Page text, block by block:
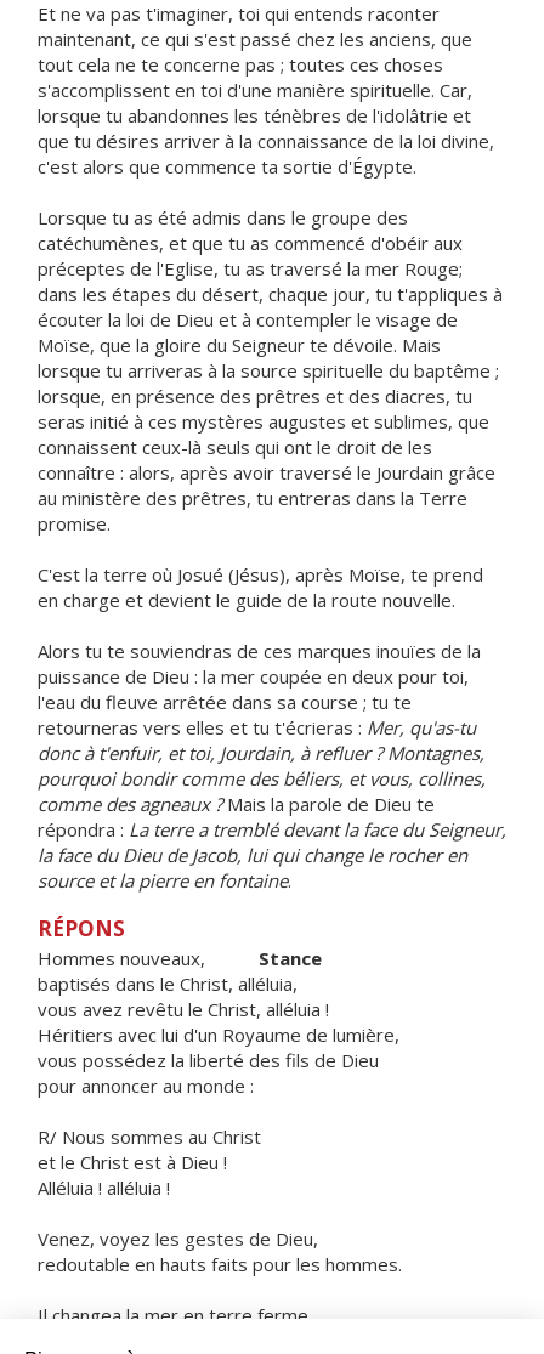
Et ne va pas t'imaginer, toi qui entends raconter
maintenant, ce qui s'est passé chez les anciens, que
tout cela ne te concerne pas ; toutes ces choses
s'accomplissent en toi d'une manière spirituelle. Car,
lorsque tu abandonnes les ténèbres de l'idolâtrie et
que tu désires arriver à la connaissance de la loi divine,
c'est alors que commence ta sortie d'Égypte.
Lorsque tu as été admis dans le groupe des
catéchumènes, et que tu as commencé d'obéir aux
préceptes de l'Eglise, tu as traversé la mer Rouge;
dans les étapes du désert, chaque jour, tu t'appliques à
écouter la loi de Dieu et à contempler le visage de
Moïse, que la gloire du Seigneur te dévoile. Mais
lorsque tu arriveras à la source spirituelle du baptême ;
lorsque, en présence des prêtres et des diacres, tu
seras initié à ces mystères augustes et sublimes, que
connaissent ceux-là seuls qui ont le droit de les
connaître : alors, après avoir traversé le Jourdain grâce
au ministère des prêtres, tu entreras dans la Terre
promise.
C'est la terre où Josué (Jésus), après Moïse, te prend
en charge et devient le guide de la route nouvelle.
Alors tu te souviendras de ces marques inouïes de la
puissance de Dieu : la mer coupée en deux pour toi,
l'eau du fleuve arrêtée dans sa course ; tu te
retourneras vers elles et tu t'écrieras : Mer, qu'as-tu
donc à t'enfuir, et toi, Jourdain, à refluer ? Montagnes,
pourquoi bondir comme des béliers, et vous, collines,
comme des agneaux ?Mais la parole de Dieu te
répondra : La terre a tremblé devant la face du Seigneur,
la face du Dieu de Jacob, lui qui change le rocher en
source et la pierre en fontaine.
RÉPONS
Hommes nouveaux, Stance
baptisés dans le Christ, alléluia,
vous avez revêtu le Christ, alléluia !
Héritiers avec lui d'un Royaume de lumière,
vous possédez la liberté des fils de Dieu
pour annoncer au monde :
R/ Nous sommes au Christ
et le Christ est à Dieu !
Alléluia ! alléluia !
Venez, voyez les gestes de Dieu,
redoutable en hauts faits pour les hommes.
Il changea la mer en terre ferme,